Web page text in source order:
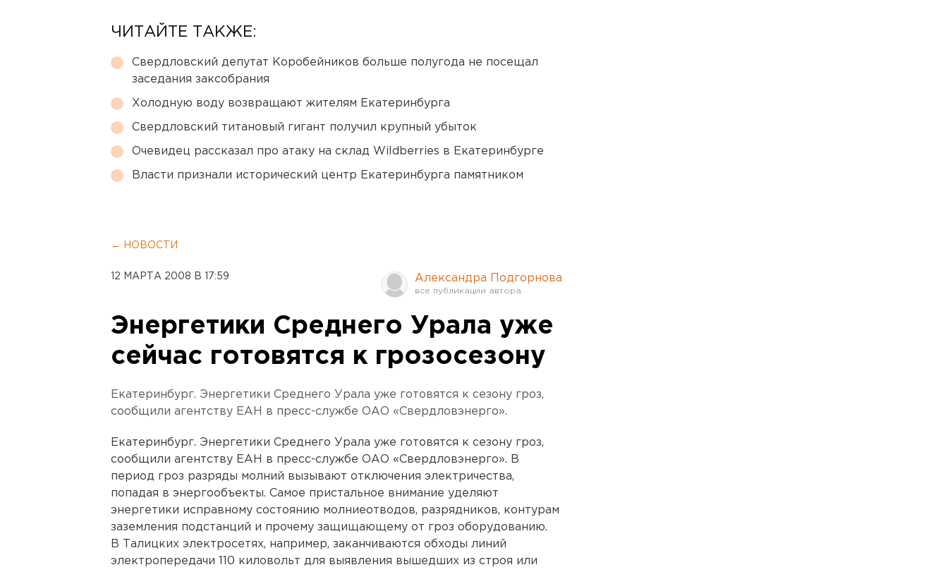
ЧИТАЙТЕ ТАКЖЕ:
Свердловский депутат Коробейников больше полугода не посещал
заседания заксобрания
Холодную воду возвращают жителям Екатеринбурга
Свердловский титановый гигант получил крупный убыток
Очевидец рассказал про атаку на склад Wildberries в Екатеринбурге
Власти признали исторический центр Екатеринбурга памятником
← НОВОСТИ
12 МАРТА 2008 В 17:59 Александра Подгорнова
Энергетики Среднего Урала уже
сейчас готовятся к грозосезону
Екатеринбург. Энергетики Среднего Урала уже готовятся к сезону гроз,
сообщили агентству ЕАН в пресс-службе ОАО «Свердловэнерго».
Екатеринбург. Энергетики Среднего Урала уже готовятся к сезону гроз,
сообщили агентству ЕАН в пресс-службе ОАО «Свердловэнерго». В
период гроз разряды молний вызывают отключения электричества,
попадая в энергообъекты. Самое пристальное внимание уделяют
энергетики исправному состоянию молниеотводов, разрядников, контурам
заземления подстанций и прочему защищающему от гроз оборудованию.
В Талицких электросетях, например, заканчиваются обходы линий
электропередачи 110 киловольт для выявления вышедших из строя или